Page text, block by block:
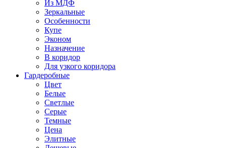
Из МДФ
Зеркальные
Особенности
Купе
Эконом
Назначение
В коридор
Для узкого коридора
Гардеробные
Цвет
Белые
Светлые
Серые
Темные
Цена
Элитные